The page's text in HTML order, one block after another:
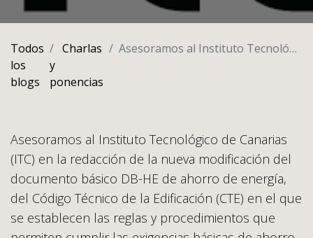
Todos
los
blogs
Charlas
y
ponencias
Asesoramos al Instituto Tecnológico de Canarias en la redacción de la nueva modificación del documento básico DB-HE de ahorro de energía, del Código Técnico de la Edificación (CTE)
Asesoramos al Instituto Tecnológico de Canarias
(ITC) en la redacción de la nueva modificación del
documento básico DB-HE de ahorro de energía,
del Código Técnico de la Edificación (CTE) en el que
se establecen las reglas y procedimientos que